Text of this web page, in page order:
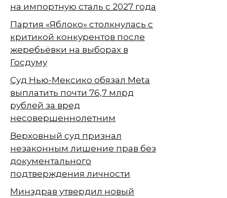
на импортную сталь с 2027 года
Партия «Яблоко» столкнулась с
критикой конкурентов после
жеребьёвки на выборах в
Госдуму
Суд Нью-Мексико обязал Meta
выплатить почти 76,7 млрд
рублей за вред
несовершеннолетним
Верховный суд признал
незаконным лишение прав без
документального
подтверждения личности
Минздрав утвердил новый